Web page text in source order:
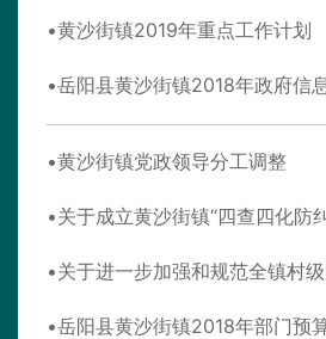
黄沙街镇2019年重点工作计划
黄沙街镇党政领导分工调整